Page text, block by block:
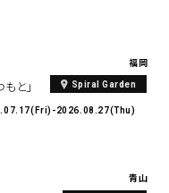
福岡
Spiral Garden
もと」
2026.08.27(Thu)
青山